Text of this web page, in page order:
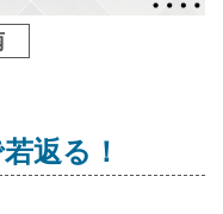
返る！